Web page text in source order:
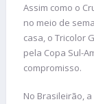
Assim como o
no meio de
casa, o Tricolor
pela Copa Sul-
compromisso.
No Brasileirão,